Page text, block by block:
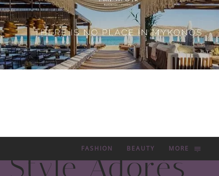
FASHION BEAUTY MORE
Style Adorés